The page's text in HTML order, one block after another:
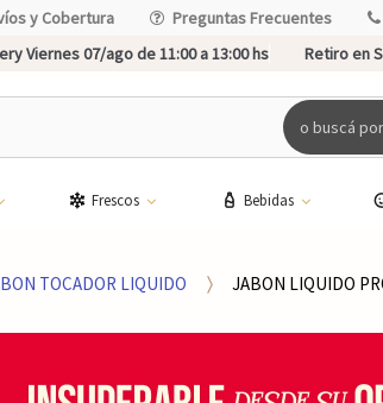
y Cobertura Preguntas Frecuentes
Viernes 07/ago de 11:00 a 13:00 hs Retiro en
o buscá
Frescos Bebidas
TOCADOR LIQUIDO JABON LIQUIDO